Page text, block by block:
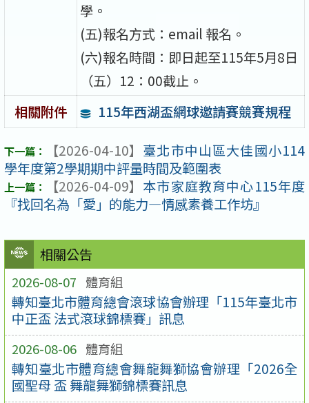
相關公告
2026-08-07 體育組
轉知臺北市體育總會滾球協會辦理「115年臺北市
中正盃 法式滾球錦標賽」訊息
2026-08-06 體育組
轉知臺北市體育總會舞龍舞獅協會辦理「2026全
國聖母 盃 舞龍舞獅錦標賽訊息
學。
(五)報名方式：email 報名。
(六)報名時間：即日起至115年5月8日
（五）12：00截止。
相關附件
115年西湖盃網球邀請賽競賽規程
【2026-04-10】 臺北市中山區大佳國小114
學年度第2學期期中評量時間及範圍表
【2026-04-09】 本市家庭教育中心115年度
『找回名為「愛」的能力—情感素養工作坊』